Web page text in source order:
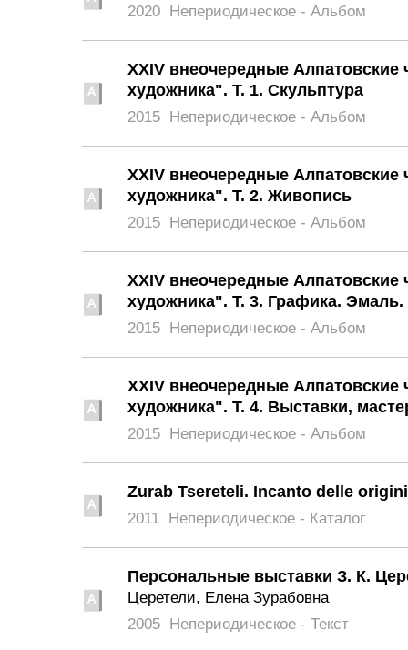
2020 Непериодическое - Альбом
XXIV внеочередные Алпатовские
художника". Т. 1. Скульптура
2015 Непериодическое - Альбом
XXIV внеочередные Алпатовские
художника". Т. 2. Живопись
2015 Непериодическое - Альбом
XXIV внеочередные Алпатовские
художника". Т. 3. Графика.
2015 Непериодическое - Альбом
XXIV внеочередные Алпатовские
художника". Т. 4. Выставки,
2015 Непериодическое - Альбом
Zurab Tsereteli. Incanto delle
2011 Непериодическое - Каталог
Персональные выставки З. К.
Церетели, Елена Зурабовна
2005 Непериодическое - Текст